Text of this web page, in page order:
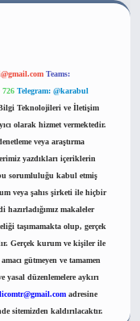
Teams:
726 Telegram: @karabul
Teknolojileri ve İletişim
olarak hizmet vermektedir.
veya araştırma
yazdıkları içeriklerin
sorumluluğu kabul etmiş
veya şahıs şirketi ile hiçbir
hazırladığımız makaleler
taşımamakta olup, gerçek
Gerçek kurum ve kişiler ile
gütmeyen ve tamamen
düzenlemelere aykırı
adresine
sitemizden kaldırılacaktır.